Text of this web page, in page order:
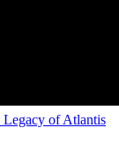
Legacy of Atlantis